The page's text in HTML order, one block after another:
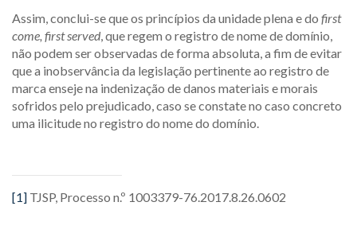
Assim, conclui-se que os princípios da unidade plena e do first
come, first served, que regem o registro de nome de domínio,
não podem ser observadas de forma absoluta, a fim de evitar
que a inobservância da legislação pertinente ao registro de
marca enseje na indenização de danos materiais e morais
sofridos pelo prejudicado, caso se constate no caso concreto
uma ilicitude no registro do nome do domínio.
[1] TJSP, Processo n.º 1003379-76.2017.8.26.0602